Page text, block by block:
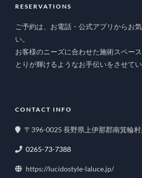
RESERVATIONS
ご予約は、お電話・公式アプリからお
い。
お客様のニーズに合わせた施術スペー
とりが輝けるようなお手伝いをさせてい
CONTACT INFO
〒396-0025 長野県上伊那郡南箕輪
0265-73-7388
https://lucidostyle-laluce.jp/